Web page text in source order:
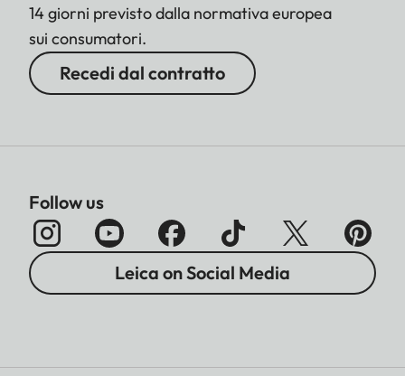
14 giorni previsto dalla normativa europea
sui consumatori.
Recedi dal contratto
Follow us
Leica on Social Media